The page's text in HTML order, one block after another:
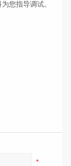
您指导调试。